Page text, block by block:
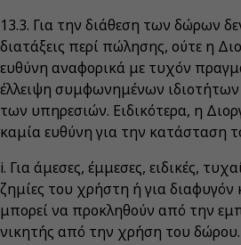
13.3. Για την διάθεση των δώρων
διατάξεις περί πώλησης, ούτε η
ευθύνη αναφορικά με τυχόν
έλλειψη συμφωνημένων
των υπηρεσιών. Ειδικότερα, η
καμία ευθύνη για την κατάσταση
i. Για άμεσες, έμμεσες, ειδικές,
ζημίες του χρήστη ή για διαφυγόν
μπορεί να προκληθούν από την
νικητής από την χρήση του δώρου.